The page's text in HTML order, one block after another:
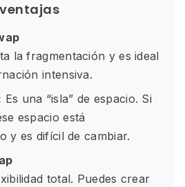
la fragmentación y es ideal
intensiva.
Es una “isla” de espacio. Si
espacio está
y es difícil de cambiar.
total. Puedes crear